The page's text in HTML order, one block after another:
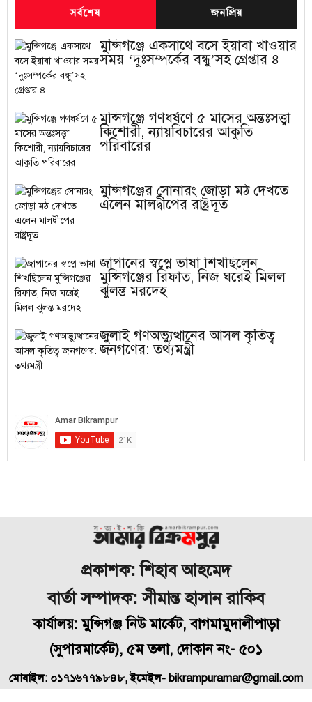
সর্বশেষ জনপ্রিয়
মুন্সিগঞ্জে একসাথে বসে ইয়াবা খাওয়ার
সময় ‘দুঃসম্পর্কের বন্ধু’সহ গ্রেপ্তার ৪
মুন্সিগঞ্জে গণধর্ষণে ৫ মাসের অন্তঃসত্ত্বা
কিশোরী, ন্যায়বিচারের আকুতি
পরিবারের
মুন্সিগঞ্জের সোনারং জোড়া মঠ দেখতে
এলেন মালদ্বীপের রাষ্ট্রদূত
জাপানের স্বপ্নে ভাষা শিখছিলেন
মুন্সিগঞ্জের রিফাত, নিজ ঘরেই মিলল
ঝুলন্ত মরদেহ
জুলাই গণঅভ্যুত্থানের আসল কৃতিত্ব
জনগণের: তথ্যমন্ত্রী
প্রকাশক: শিহাব আহমেদ
বার্তা সম্পাদক: সীমান্ত হাসান রাকিব
কার্যালয়: মুন্সিগঞ্জ নিউ মার্কেট, বাগমামুদালীপাড়া
(সুপারমার্কেট), ৫ম তলা, দোকান নং- ৫০১
মোবাইল: ০১৭১৬৭৭৯৮৪৮, ইমেইল- bikrampuramar@gmail.com